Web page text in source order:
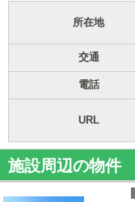
所在地
交通
電話
URL
施設周辺の物件